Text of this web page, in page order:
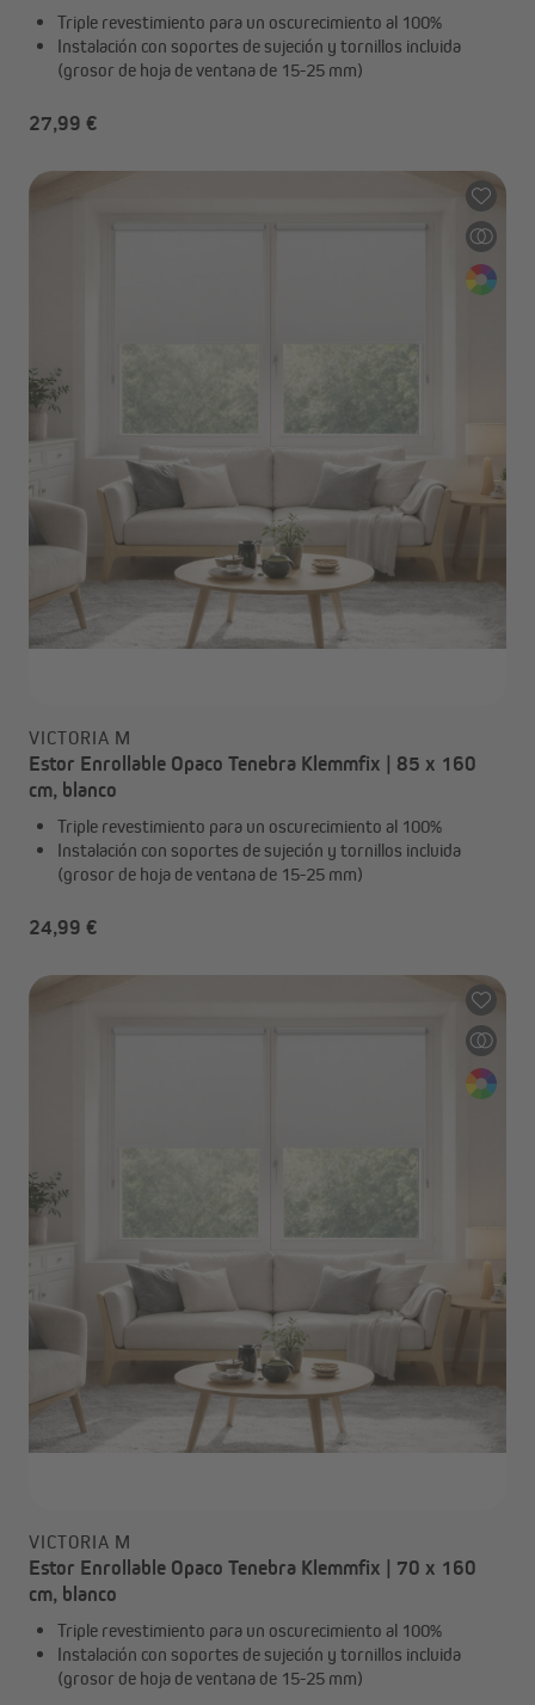
Triple revestimiento para un oscurecimiento al 100%
Instalación con soportes de sujeción y tornillos incluida
(grosor de hoja de ventana de 15-25 mm)
27,99 €
VICTORIA M
Estor Enrollable Opaco Tenebra Klemmfix | 85 x 160
cm, blanco
Triple revestimiento para un oscurecimiento al 100%
Instalación con soportes de sujeción y tornillos incluida
(grosor de hoja de ventana de 15-25 mm)
24,99 €
VICTORIA M
Estor Enrollable Opaco Tenebra Klemmfix | 70 x 160
cm, blanco
Triple revestimiento para un oscurecimiento al 100%
Instalación con soportes de sujeción y tornillos incluida
(grosor de hoja de ventana de 15-25 mm)